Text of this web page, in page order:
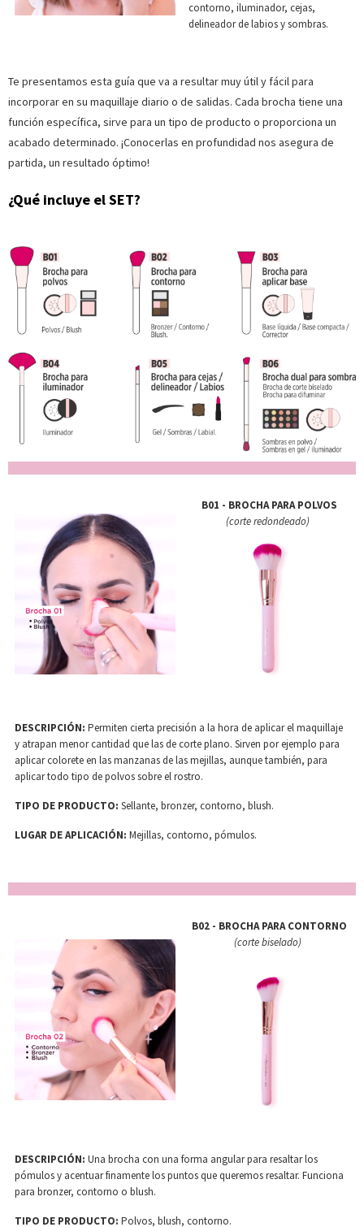
contorno, iluminador, cejas,
delineador de labios y sombras.
Te presentamos esta guía que va a resultar muy útil y fácil para
incorporar en su maquillaje diario o de salidas. Cada brocha tiene una
función específica, sirve para un tipo de producto o proporciona un
acabado determinado. ¡Conocerlas en profundidad nos asegura de
partida, un resultado óptimo!
¿Qué incluye el SET?
B01 - BROCHA PARA POLVOS
(corte redondeado)
DESCRIPCIÓN: Permiten cierta precisión a la hora de aplicar el maquillaje
y atrapan menor cantidad que las de corte plano. Sirven por ejemplo para
aplicar colorete en las manzanas de las mejillas, aunque también, para
aplicar todo tipo de polvos sobre el rostro.
TIPO DE PRODUCTO: Sellante, bronzer, contorno, blush.
LUGAR DE APLICACIÓN: Mejillas, contorno, pómulos.
B02 - BROCHA PARA CONTORNO
(corte biselado)
DESCRIPCIÓN: Una brocha con una forma angular para resaltar los
pómulos y acentuar finamente los puntos que queremos resaltar. Funciona
para bronzer, contorno o blush.
TIPO DE PRODUCTO: Polvos, blush, contorno.